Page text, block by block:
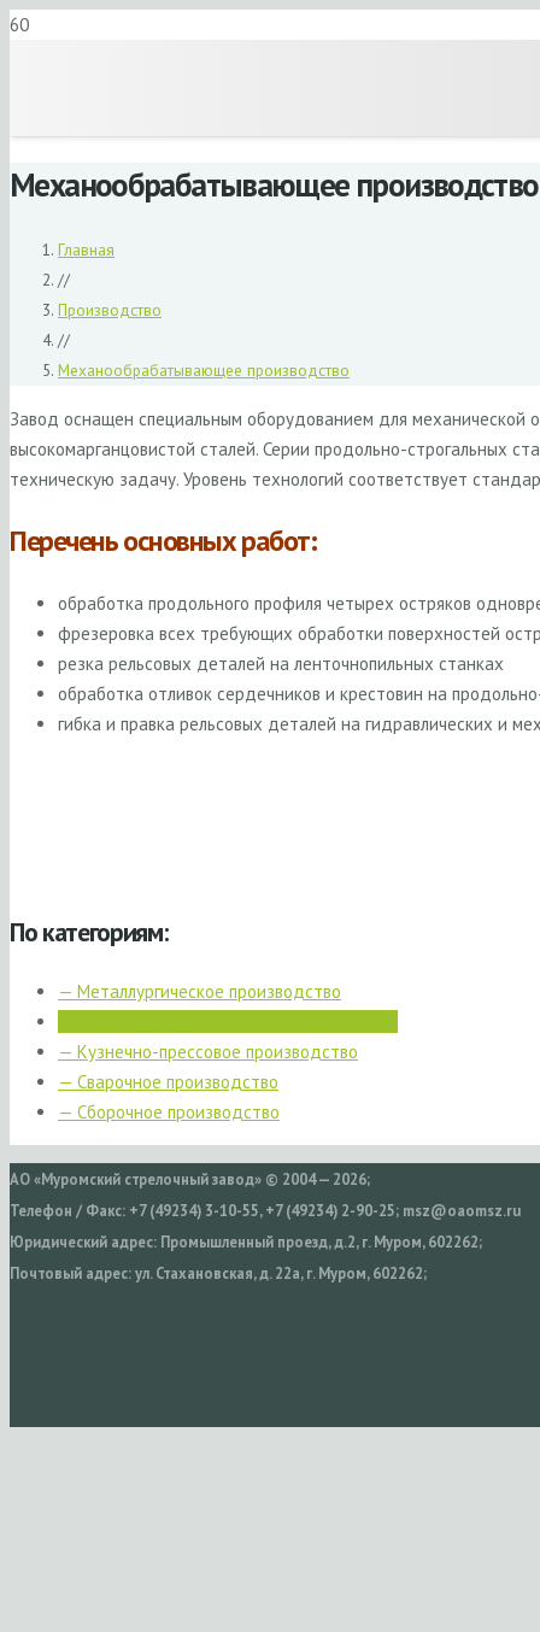
Механообрабатывающее производство
Главная
//
Производство
//
Механообрабатывающее производство
Завод оснащен специальным оборудованием для механической
высокомарганцовистой сталей. Серии продольно-строгальных
техническую задачу. Уровень технологий соответствует
Перечень основных работ:
обработка продольного профиля четырех остряков
фрезеровка всех требующих обработки поверхностей
резка рельсовых деталей на ленточнопильных станках
обработка отливок сердечников и крестовин на
гибка и правка рельсовых деталей на гидравлических и
По категориям:
— Металлургическое производство
— Кузнечно-прессовое производство
— Сварочное производство
— Сборочное производство
АО «Муромский стрелочный завод» © 2004 — 2026;
Телефон / Факс: +7 (49234) 3-10-55, +7 (49234) 2-90-25; msz@oaomsz.ru
Юридический адрес: Промышленный проезд, д.2, г. Муром, 602262;
Почтовый адрес: ул. Стахановская, д. 22а, г. Муром, 602262;